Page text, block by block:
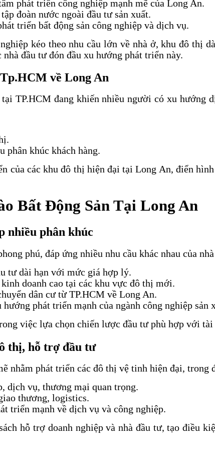
phát triển công nghiệp mạnh mẽ của Long An.
đoàn nước ngoài đầu tư sản xuất.
triển bất động sản công nghiệp và dịch vụ.
kéo theo nhu cầu lớn về nhà ở, khu đô thị
đầu tư đón đầu xu hướng phát triển này.
về Long An
TP.HCM đang khiến nhiều người có xu hướng
phân khúc khách hàng.
của các khu đô thị hiện đại tại Long An, điển
Bất Động Sản Tại Long An
nhiều phân khúc
phú, đáp ứng nhiều nhu cầu khác nhau của
tư dài hạn với mức giá hợp lý.
doanh cao tại các khu vực đô thị mới.
dân cư từ TP.HCM về Long An.
phát triển mạnh của ngành công nghiệp sản
việc lựa chọn chiến lược đầu tư phù hợp với
thị, hỗ trợ đầu tư
nhằm phát triển các đô thị vệ tinh hiện đại, trong
dịch vụ, thương mại quan trọng.
thương, logistics.
triển mạnh về dịch vụ và công nghiệp.
hỗ trợ doanh nghiệp và nhà đầu tư, tạo điều